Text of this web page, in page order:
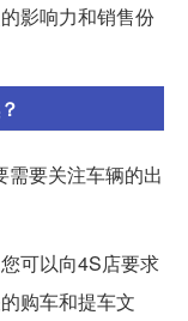
影响力和销售份
要关注车辆的出
可以向4S店要求
购车和提车文